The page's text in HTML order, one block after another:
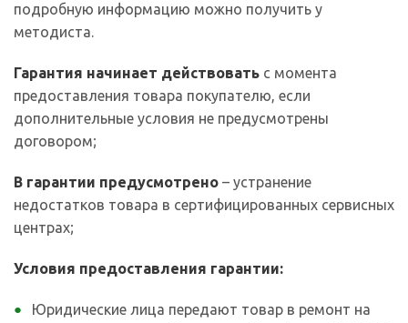
подробную информацию можно получить у
методиста.
Гарантия начинает действовать с момента
предоставления товара покупателю, если
дополнительные условия не предусмотрены
договором;
В гарантии предусмотрено – устранение
недостатков товара в сертифицированных сервисных
центрах;
Условия предоставления гарантии:
Юридические лица передают товар в ремонт на